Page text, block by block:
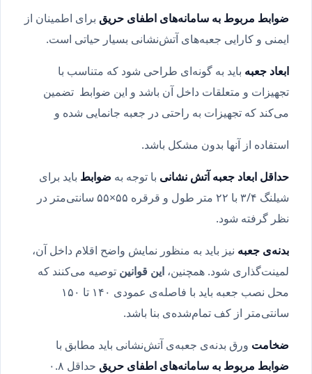
ضوابط مربوط به سامانه‌های اطفای حریقبرای اطمینان از
ایمنی و کارایی جعبه‌های آتش‌نشانی بسیار حیاتی است.
ابعاد جعبهباید به گونه‌ای طراحی شود که متناسب با
تجهیزات و متعلقات داخل آن باشد و این ضوابط تضمین
می‌کند که تجهیزات به راحتی در جعبه جانمایی شده و
استفاده از آنها بدون مشکل باشد.
حداقل ابعاد جعبه آتش نشانیبا توجه به ضوابطباید برای
شیلنگ ۳/۴ با ۲۲ متر طول و قرقره ۵۵×۵۵ سانتی‌متر در
نظر گرفته شود.
بدنه‌ی جعبهنیز باید به منظور نمایش واضح اقلام داخل آن،
لمینت‌گذاری شود. همچنین، این قوانینتوصیه می‌کنند که
محل نصب جعبه باید با فاصله‌ی عمودی ۱۴۰ تا ۱۵۰
سانتی‌متر از کف تمام‌شده‌ی بنا باشد.
ضخامتورق بدنه‌ی جعبه‌ی آتش‌نشانی باید مطابق با
ضوابط مربوط به سامانه‌های اطفای حریق
حداقل ۰.۸